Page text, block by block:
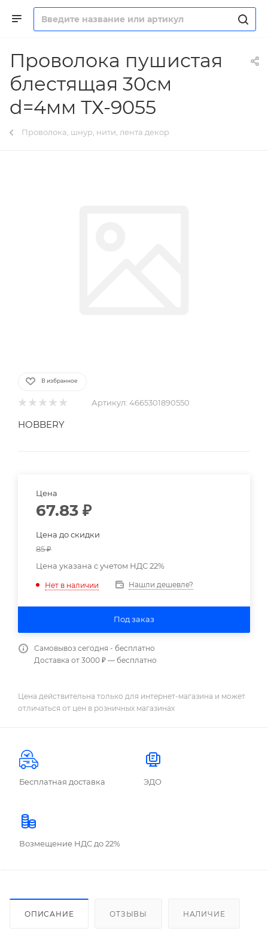
Проволока пушистая
блестящая 30см
d=4мм ТХ-9055
Проволока, шнур, нити, лента декор
В избранное
Артикул: 4665301890550
HOBBERY
Цена
67.83 ₽
Цена до скидки
85₽
Цена указана с учетом НДС 22%
Нет в наличии Нашли дешевле?
Под заказ
Самовывоз сегодня - бесплатно
Доставка от 3000 ₽ — бесплатно
Цена действительна только для интернет-магазина и может
отличаться от цен в розничных магазинах
Бесплатная доставка ЭДО
Возмещение НДС до 22%
ОПИСАНИЕ ОТЗЫВЫ НАЛИЧИЕ